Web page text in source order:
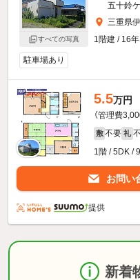
すべての写真
五十鈴
三重県
1階建 / 16
駐車場あり
5.5万円
（管理費
敷 不要 礼
1階 / 5DK /
お問い
提供
新着